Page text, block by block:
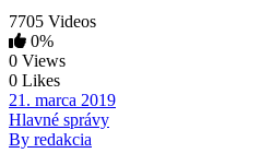
7705 Videos
0%
0 Views
0 Likes
21. marca 2019
Hlavné správy
By redakcia